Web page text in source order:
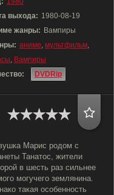
выхода: 1980-08-19
жанры: Вампиры
аниме, мультфильм,
, Вампиры
DVDRip
Марис родом с
Танатос, жители
в шесть раз сильнее
могучего землянина.
такая особенность